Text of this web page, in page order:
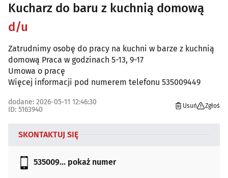
Kucharz do baru z kuchnią domową
d/u
Zatrudnimy osobę do pracy na kuchni w barze z kuchnią
domową Praca w godzinach 5-13, 9-17
Umowa o pracę
Więcej informacji pod numerem telefonu 535009449
dodane: 2026-05-11 12:46:30
ID: 5163940
Usuń Zgłoś
SKONTAKTUJ SIĘ
535009... pokaż numer